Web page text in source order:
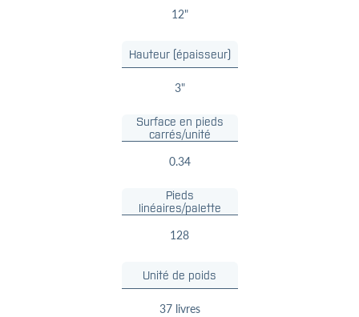
12"
Hauteur (épaisseur)
3"
Surface en pieds
carrés/unité
0.34
Pieds
linéaires/palette
128
Unité de poids
37 livres